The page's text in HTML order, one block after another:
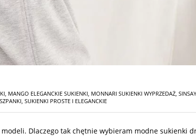
, MANGO ELEGANCKIE SUKIENKI, MONNARI SUKIENKI WYPRZEDAŻ,
, SUKIENKI PROSTE I ELEGANCKIE
Dlaczego tak chętnie wybieram modne sukienki